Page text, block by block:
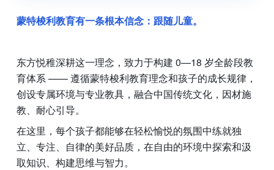
蒙特梭利教育有一条根本信念：跟随儿童。
东方悦稚深耕这一理念，致力于构建 0—18 岁全龄段教
育体系 —— 遵循蒙特梭利教育理念和孩子的成长规律，
创设专属环境与专业教具，融合中国传统文化，因材施
教、耐心引导。
在这里，每个孩子都能够在轻松愉悦的氛围中练就独
立、专注、自律的美好品质，在自由的环境中探索和汲
取知识、构建思维与智力。